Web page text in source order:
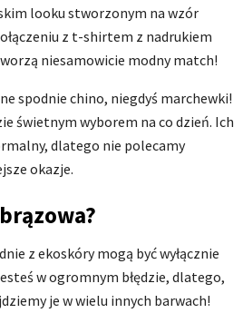
looku stworzonym na wzór
z t-shirtem z nadrukiem
niesamowicie modny match!
spodnie chino, niegdyś marchewki!
świetnym wyborem na co dzień. Ich
dlatego nie polecamy
okazje.
z ekoskóry mogą być wyłącznie
w ogromnym błędzie, dlatego,
je w wielu innych barwach!